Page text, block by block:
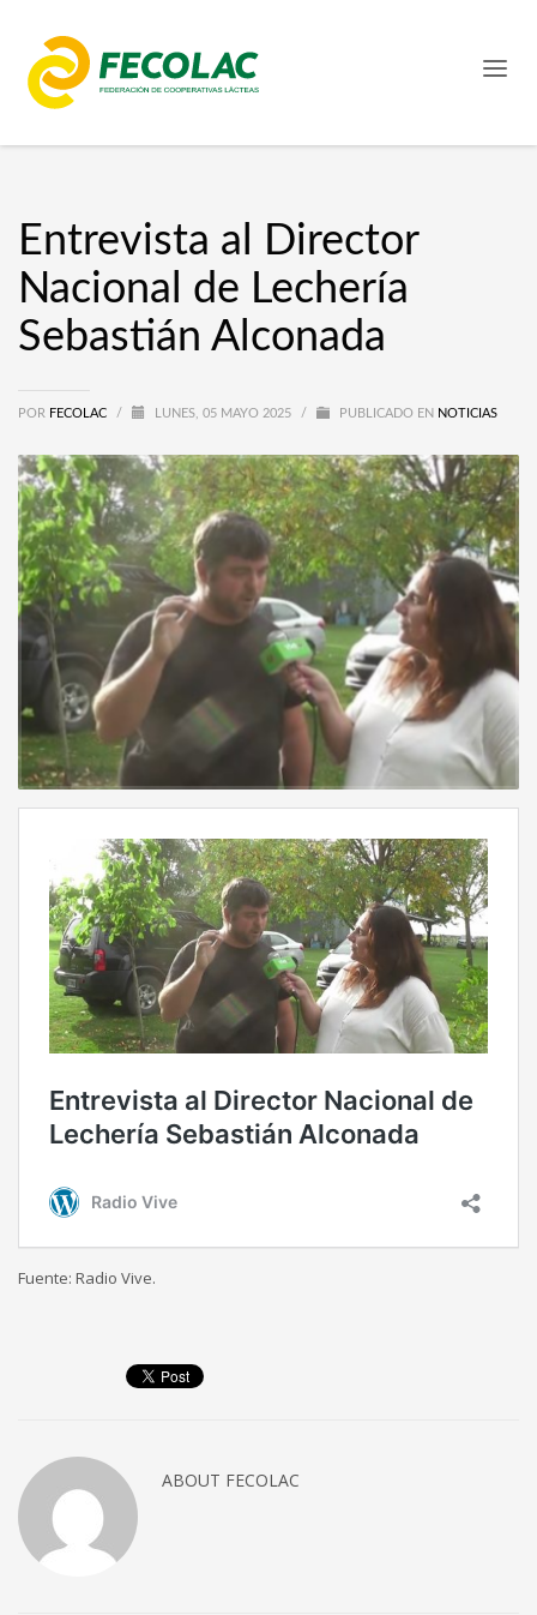
Entrevista al Director
Nacional de Lechería
Sebastián Alconada
POR FECOLAC / LUNES, 05 MAYO 2025 / PUBLICADO EN NOTICIAS
Fuente: Radio Vive.
ABOUT FECOLAC